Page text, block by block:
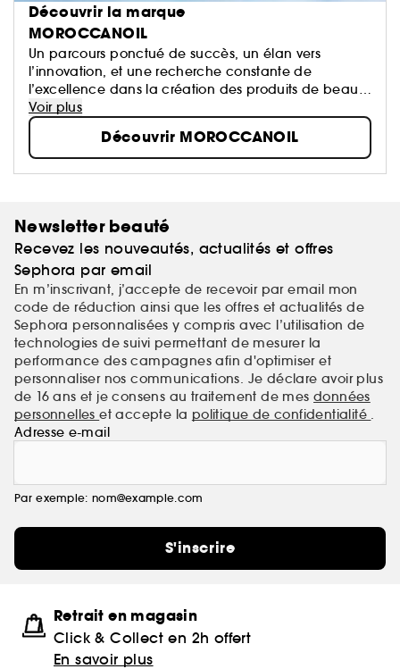
Découvrir la marque
MOROCCANOIL
Un parcours ponctué de succès, un élan vers
l’innovation, et une recherche constante de
l’excellence dans la création des produits de beauté
infusés d’huile ont façonné une marque désormais
érigée au rang d’icône : Moroccanoil.
Voir plus
Découvrir MOROCCANOIL
Newsletter beauté
Recevez les nouveautés, actualités et offres
Sephora par email
En m’inscrivant, j’accepte de recevoir par email mon
code de réduction ainsi que les offres et actualités de
Sephora personnalisées y compris avec l’utilisation de
technologies de suivi permettant de mesurer la
performance des campagnes afin d'optimiser et
personnaliser nos communications. Je déclare avoir plus
de 16 ans et je consens au traitement de mes données
personnelleset accepte la politique de confidentialité .
Adresse e-mail
Par exemple: nom@example.com
S'inscrire
Retrait en magasin
Click & Collect en 2h offert
En savoir plus